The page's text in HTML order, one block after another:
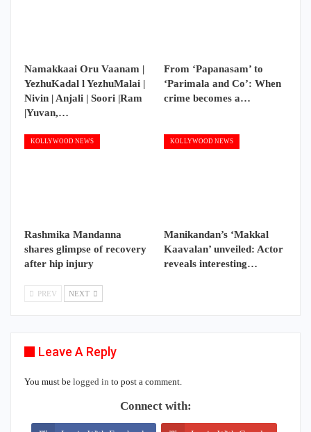
Namakkaai Oru Vaanam |
YezhuKadal l YezhuMalai |
Nivin | Anjali | Soori |Ram
|Yuvan,…
From ‘Papanasam’ to
‘Parimala and Co’: When
crime becomes a…
KOLLYWOOD NEWS
Rashmika Mandanna
shares glimpse of recovery
after hip injury
KOLLYWOOD NEWS
Manikandan’s ‘Makkal
Kaavalan’ unveiled: Actor
reveals interesting…
PREV NEXT
Leave A Reply
You must be logged in to post a comment.
Connect with: